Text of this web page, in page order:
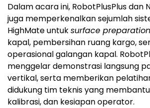
Dalam acara ini, RobotPlusPlus dan
juga memperkenalkan sejumlah
HighMate untuksurface preparation
kapal, pembersihan ruang kargo,
operasional galangan kapal.
menggelar demonstrasi langsung
vertikal, serta memberikan
didukung tim teknis yang
kalibrasi, dan kesiapan operator.